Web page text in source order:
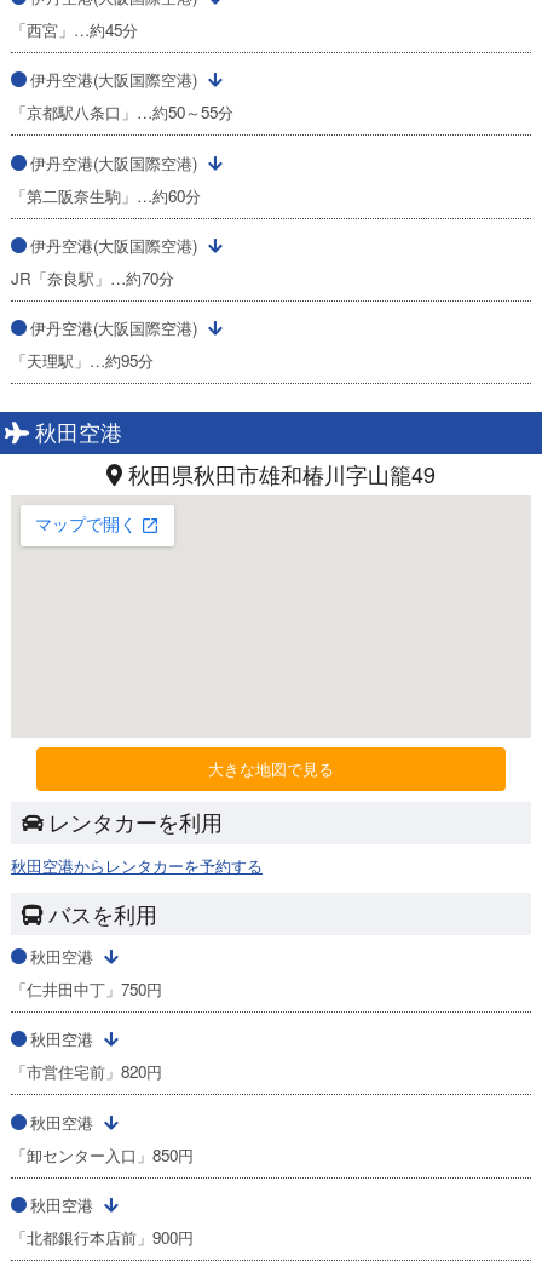
「西宮」…約45分
伊丹空港(大阪国際空港)
「京都駅八条口」…約50～55分
伊丹空港(大阪国際空港)
「第二阪奈生駒」…約60分
伊丹空港(大阪国際空港)
JR「奈良駅」…約70分
伊丹空港(大阪国際空港)
「天理駅」…約95分
秋田空港
秋田県秋田市雄和椿川字山籠49
大きな地図で見る
レンタカーを利用
秋田空港からレンタカーを予約する
バスを利用
秋田空港
「仁井田中丁」750円
秋田空港
「市営住宅前」820円
秋田空港
「卸センター入口」850円
秋田空港
「北都銀行本店前」900円